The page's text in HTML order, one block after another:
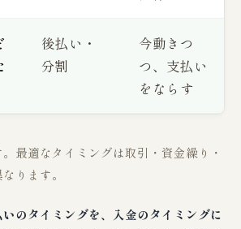
後払い・
分割
今動きつ
つ、支払い
をならす
最適なタイミングは取引・資金繰り・
ります。
いのタイミングを、入金のタイミングに